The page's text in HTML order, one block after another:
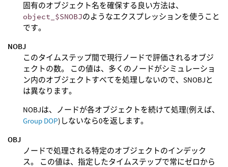
固有のオブジェクト名を確保する良い方法は、
object_$SNOBJのようなエクスプレッションを使うこと
です。
NOBJ
このタイムステップ間で現行ノードで評価されるオブジ
ェクトの数。 この値は、多くのノードがシミュレーショ
ン内のオブジェクトすべてを処理しないので、SNOBJと
は異なります。
NOBJは、ノードが各オブジェクトを続けて処理(例えば、
Group DOP)しないなら0を返します。
OBJ
ノードで処理される特定のオブジェクトのインデック
ス。 この値は、指定したタイムステップで常にゼロから